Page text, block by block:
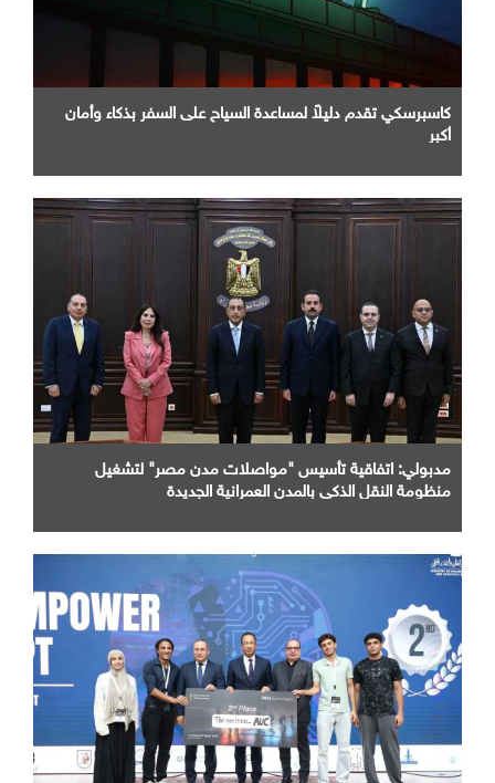
كاسبرسكي تقدم دليلاً لمساعدة السياح على السفر بذكاء وأمان
أكبر
مدبولي: اتفاقية تأسيس "مواصلات مدن مصر" لتشغيل
منظومة النقل الذكي بالمدن العمرانية الجديدة